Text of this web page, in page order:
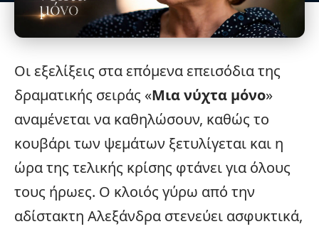
Οι εξελίξεις στα επόμενα επεισόδια της
δραματικής σειράς «Μια νύχτα μόνο»
αναμένεται να καθηλώσουν, καθώς το
κουβάρι των ψεμάτων ξετυλίγεται και η
ώρα της τελικής κρίσης φτάνει για όλους
τους ήρωες. Ο κλοιός γύρω από την
αδίστακτη Αλεξάνδρα στενεύει ασφυκτικά,